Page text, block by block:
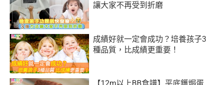
讓大家不再受到折磨
成績好就一定會成功？培養孩子3
種品質，比成績更重要！